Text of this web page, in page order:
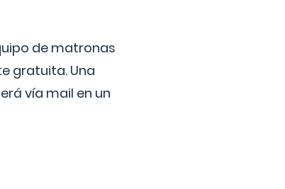
de matronas
gratuita. Una
vía mail en un